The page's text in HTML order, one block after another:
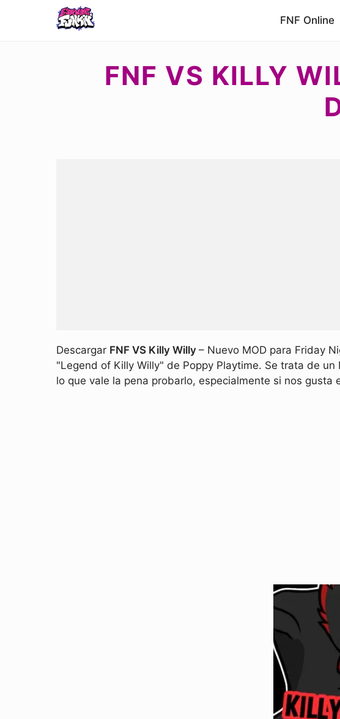
FNF Online
FNF VS KILLY
Descargar FNF VS Killy Willy – Nuevo MOD para Friday
"Legend of Killy Willy" de Poppy Playtime. Se trata de
lo que vale la pena probarlo, especialmente si nos gusta